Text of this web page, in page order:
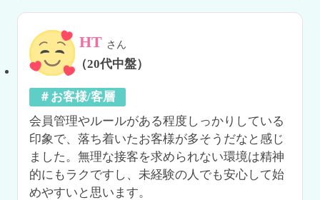
HT さん
（20代中盤）
＃お客様/客層
会員管理やルールがある程度しっかりしている
印象で、落ち着いたお客様が多そうだなと感じ
ました。無理な接客を求められない環境は精神
的にもラクですし、未経験の人でも安心して始
めやすいと思います。